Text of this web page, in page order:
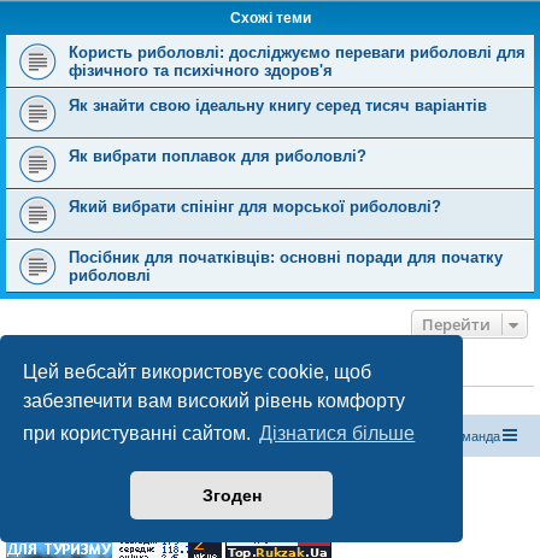
Цей вебсайт використовує cookie, щоб
забезпечити вам високий рівень комфорту
при користуванні сайтом. Дізнатися більше
Згоден
Схожі теми
Користь риболовлі: досліджуємо переваги риболовлі для
фізичного та психічного здоров'я
Як знайти свою ідеальну книгу серед тисяч варіантів
Як вибрати поплавок для риболовлі?
Який вибрати спінінг для морської риболовлі?
Посібник для початківців: основні поради для початку
риболовлі
Перейти
ХТО ЗАРАЗ ОНЛАЙН
Зараз переглядають цей форум:ClaudeBot [бот ШІ]і 1 гість
Магазин спорядження Туристичний форум «Рюкзак» Команда
Працює на phpBB® Forum Software © phpBB Limited
Конфіденційність